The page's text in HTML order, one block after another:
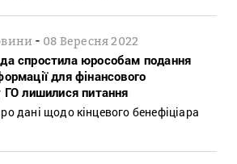
- 08 Вересня 2022
спростила юрособам подання
для фінансового
ГО лишилися питання
дані щодо кінцевого бенефіціара